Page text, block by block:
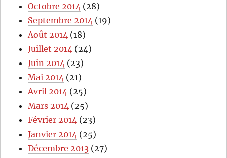
Octobre 2014 (28)
Septembre 2014 (19)
Août 2014 (18)
Juillet 2014 (24)
Juin 2014 (23)
Mai 2014 (21)
Avril 2014 (25)
Mars 2014 (25)
Février 2014 (23)
Janvier 2014 (25)
Décembre 2013 (27)